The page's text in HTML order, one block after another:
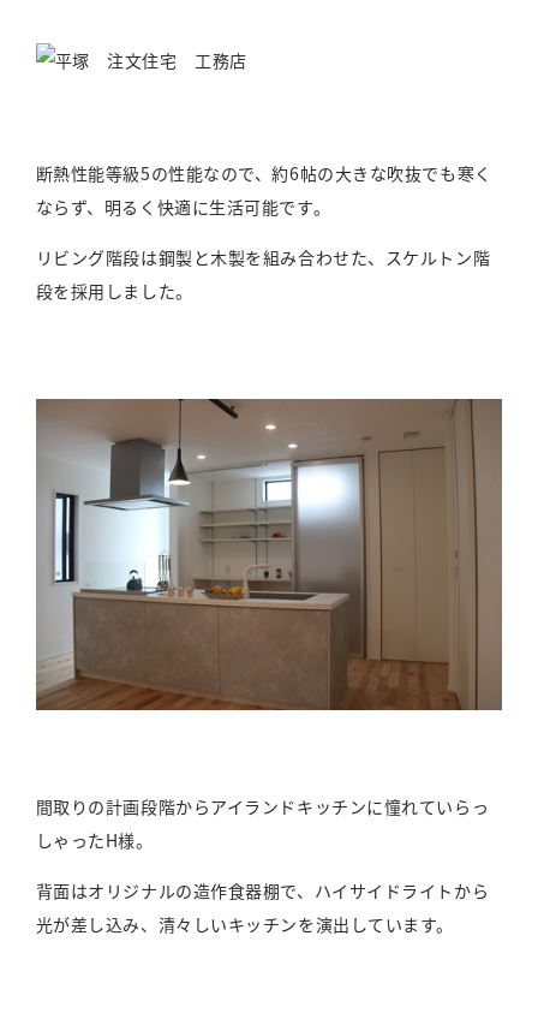
断熱性能等級5の性能なので、約6帖の大きな吹抜でも寒く
ならず、明るく快適に生活可能です。
リビング階段は鋼製と木製を組み合わせた、スケルトン階
段を採用しました。
間取りの計画段階からアイランドキッチンに憧れていらっ
しゃったH様。
背面はオリジナルの造作食器棚で、ハイサイドライトから
光が差し込み、清々しいキッチンを演出しています。